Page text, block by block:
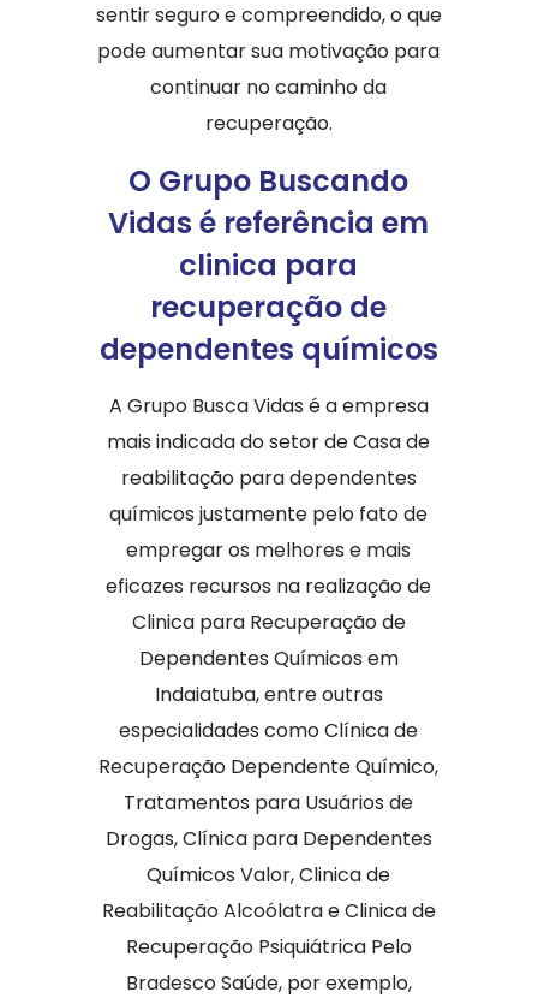
sentir seguro e compreendido, o que
pode aumentar sua motivação para
continuar no caminho da
recuperação.
O Grupo Buscando
Vidas é referência em
clinica para
recuperação de
dependentes químicos
A Grupo Busca Vidas é a empresa
mais indicada do setor de Casa de
reabilitação para dependentes
químicos justamente pelo fato de
empregar os melhores e mais
eficazes recursos na realização de
Clinica para Recuperação de
Dependentes Químicos em
Indaiatuba, entre outras
especialidades como Clínica de
Recuperação Dependente Químico,
Tratamentos para Usuários de
Drogas, Clínica para Dependentes
Químicos Valor, Clinica de
Reabilitação Alcoólatra e Clinica de
Recuperação Psiquiátrica Pelo
Bradesco Saúde, por exemplo,